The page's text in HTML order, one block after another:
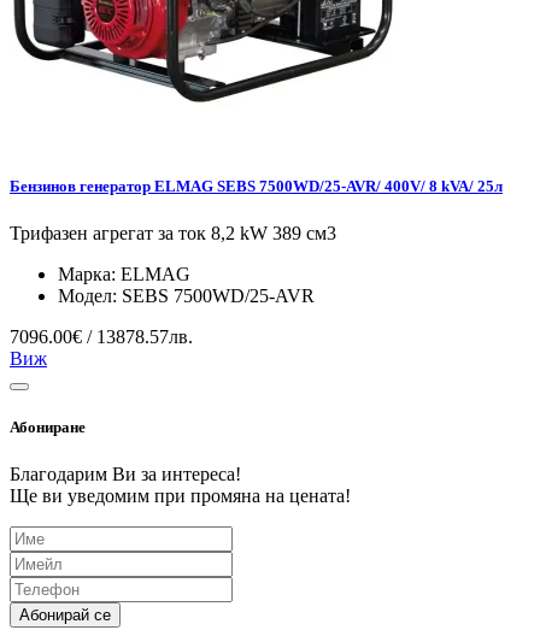
Бензинов генератор ELMAG SEBS 7500WD/25-AVR/ 400V/ 8 kVA/ 25л
Трифазен агрегат за ток 8,2 kW 389 см3
Марка: ELMAG
Модел: SEBS 7500WD/25-AVR
7096.00€ / 13878.57лв.
Виж
Абониране
Благодарим Ви за интереса!
Ще ви уведомим при промяна на цената!
Абонирай се